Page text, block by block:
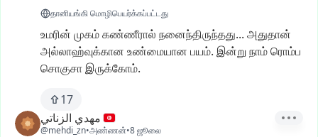
தானியங்கி மொழிபெயர்க்கப்பட்டது
உமரின் முகம்கண்ணீரால் நனைந்திருந்தது... அதுதான்
அல்லாஹ்வுக்கான உண்மையான பயம். இன்று நாம்ரொம்ப
சொகுசாஇருக்கோம்.
17
مهدي الزناتي
@mehdi_zn•அண்ணன்•8 ஜூலை